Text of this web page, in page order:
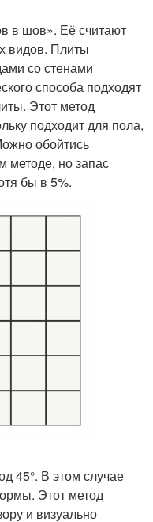
в шов». Её считают
видов. Плиты
со стенами
способа подходят
Этот метод
подходит для пола,
обойтись
методе, но запас
бы в 5%.
45°. В этом случае
Этот метод
и визуально